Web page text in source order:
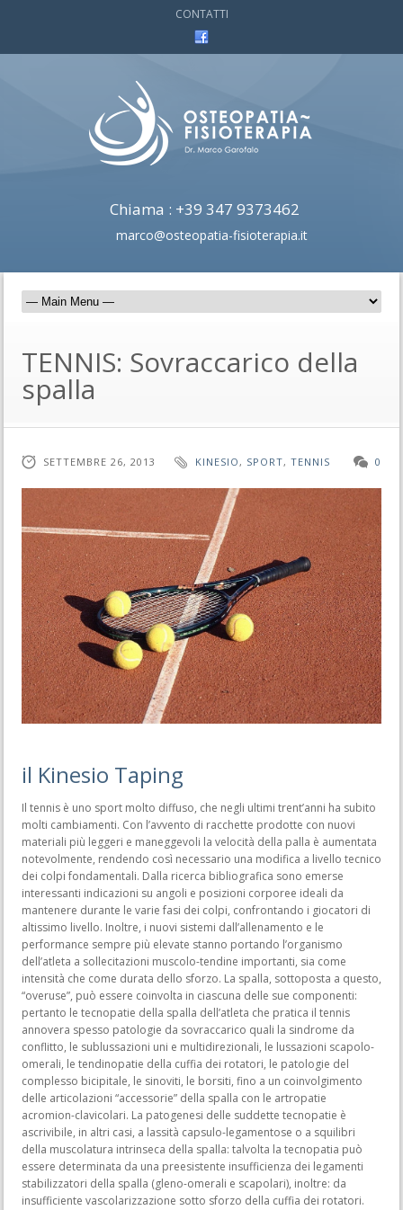
CONTATTI
Chiama : +39 347 9373462
marco@osteopatia-fisioterapia.it
TENNIS: Sovraccarico della
spalla
SETTEMBRE 26, 2013 KINESIO, SPORT, TENNIS 0
il Kinesio Taping
Il tennis è uno sport molto diffuso, che negli ultimi trent’anni ha subito
molti cambiamenti. Con l’avvento di racchette prodotte con nuovi
materiali più leggeri e maneggevoli la velocità della palla è aumentata
notevolmente, rendendo così necessario una modifica a livello tecnico
dei colpi fondamentali. Dalla ricerca bibliografica sono emerse
interessanti indicazioni su angoli e posizioni corporee ideali da
mantenere durante le varie fasi dei colpi, confrontando i giocatori di
altissimo livello. Inoltre, i nuovi sistemi dall’allenamento e le
performance sempre più elevate stanno portando l’organismo
dell’atleta a sollecitazioni muscolo-tendine importanti, sia come
intensità che come durata dello sforzo. La spalla, sottoposta a questo,
“overuse”, può essere coinvolta in ciascuna delle sue componenti:
pertanto le tecnopatie della spalla dell’atleta che pratica il tennis
annovera spesso patologie da sovraccarico quali la sindrome da
conflitto, le sublussazioni uni e multidirezionali, le lussazioni scapolo-
omerali, le tendinopatie della cuffia dei rotatori, le patologie del
complesso bicipitale, le sinoviti, le borsiti, fino a un coinvolgimento
delle articolazioni “accessorie” della spalla con le artropatie
acromion-clavicolari. La patogenesi delle suddette tecnopatie è
ascrivibile, in altri casi, a lassità capsulo-legamentose o a squilibri
della muscolatura intrinseca della spalla: talvolta la tecnopatia può
essere determinata da una preesistente insufficienza dei legamenti
stabilizzatori della spalla (gleno-omerali e scapolari), inoltre: da
insufficiente vascolarizzazione sotto sforzo della cuffia dei rotatori.